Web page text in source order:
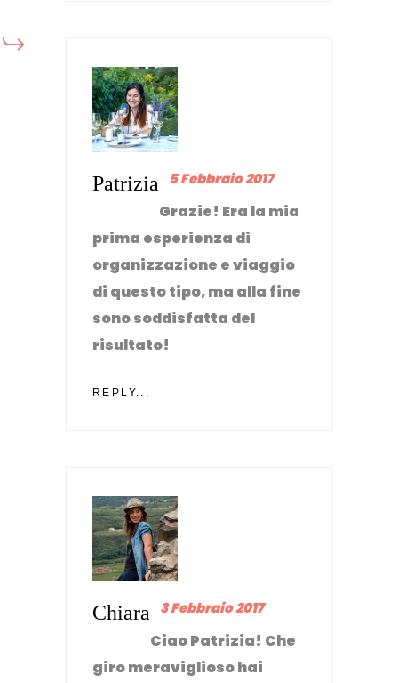
Patrizia 5 Febbraio 2017
Grazie! Era la mia
prima esperienza di
organizzazione e viaggio
di questo tipo, ma alla fine
sono soddisfatta del
risultato!
REPLY...
Chiara 3 Febbraio 2017
Ciao Patrizia! Che
giro meraviglioso hai